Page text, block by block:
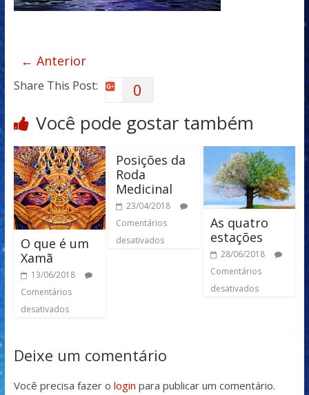
← Anterior
Share This Post: 0
Você pode gostar também
O que é um
Xamã
13/06/2018
Comentários
desativados
Posições da
Roda
Medicinal
23/04/2018
Comentários
desativados
As quatro
estações
28/06/2018
Comentários
desativados
Deixe um comentário
Você precisa fazer o login para publicar um comentário.